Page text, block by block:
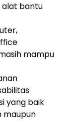
alat bantu
mampu
yang baik
maupun